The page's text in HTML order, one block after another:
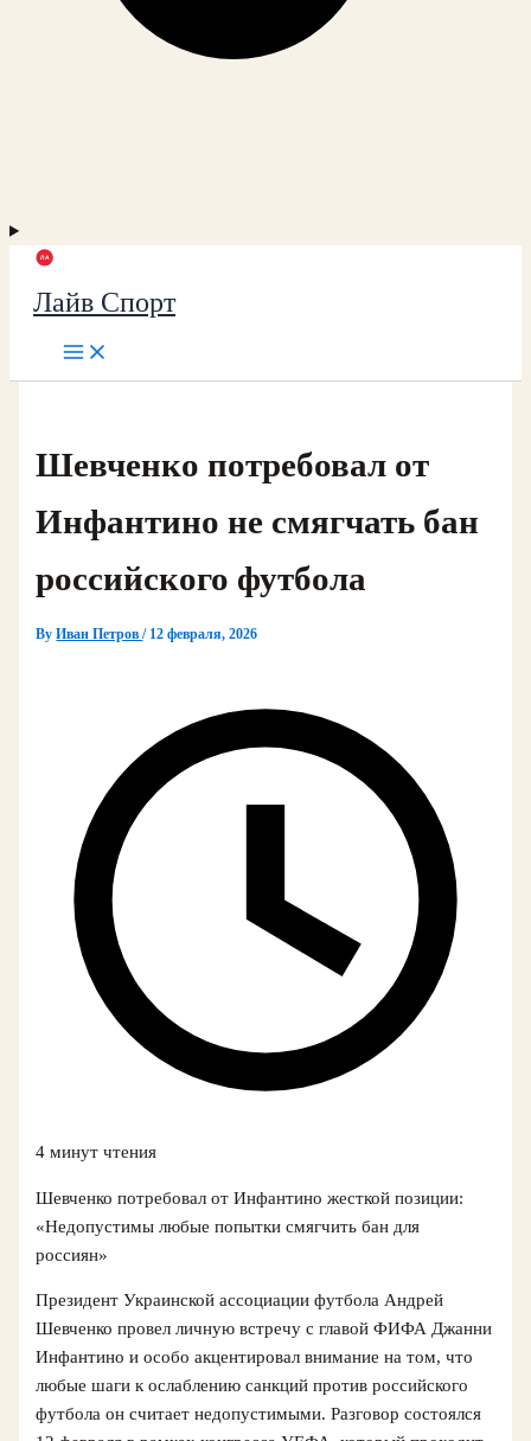
Лайв Спорт
Шевченко потребовал от
Инфантино не смягчать бан
российского футбола
ByИван Петров/ 12 февраля, 2026
4 минут чтения
Шевченко потребовал от Инфантино жесткой позиции:
«Недопустимы любые попытки смягчить бан для
россиян»
Президент Украинской ассоциации футбола Андрей
Шевченко провел личную встречу с главой ФИФА Джанни
Инфантино и особо акцентировал внимание на том, что
любые шаги к ослаблению санкций против российского
футбола он считает недопустимыми. Разговор состоялся